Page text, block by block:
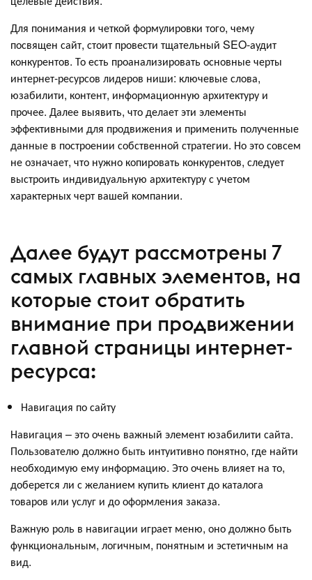
Для понимания и четкой формулировки того, чему
посвящен сайт, стоит провести тщательный SEO-аудит
конкурентов. То есть проанализировать основные черты
интернет-ресурсов лидеров ниши: ключевые слова,
юзабилити, контент, информационную архитектуру и
прочее. Далее выявить, что делает эти элементы
эффективными для продвижения и применить полученные
данные в построении собственной стратегии. Но это совсем
не означает, что нужно копировать конкурентов, следует
выстроить индивидуальную архитектуру с учетом
характерных черт вашей компании.
Далее будут рассмотрены 7
самых главных элементов, на
которые стоит обратить
внимание при продвижении
главной страницы интернет-
ресурса:
Навигация по сайту
Навигация – это очень важный элемент юзабилити сайта.
Пользователю должно быть интуитивно понятно, где найти
необходимую ему информацию. Это очень влияет на то,
доберется ли с желанием купить клиент до каталога
товаров или услуг и до оформления заказа.
Важную роль в навигации играет меню, оно должно быть
функциональным, логичным, понятным и эстетичным на
вид.